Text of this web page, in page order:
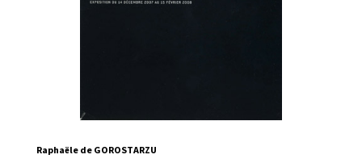
Raphaële de GOROSTARZU